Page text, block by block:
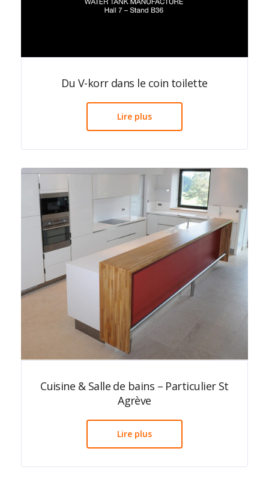
Du V-korr dans le coin toilette
Lire plus
Cuisine & Salle de bains – Particulier St
Agrève
Lire plus